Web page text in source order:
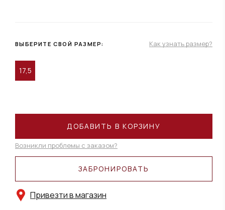
ВЫБЕРИТЕ СВОЙ РАЗМЕР: Как узнать размер?
17,5
ЗАБРОНИРОВАТЬ
Привезти в магазин
ДОБАВИТЬ В КОРЗИНУ
Возникли проблемы с заказом?